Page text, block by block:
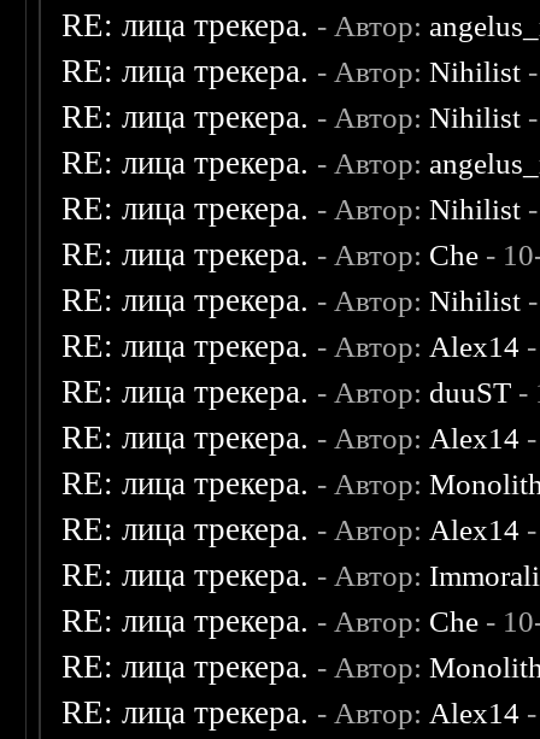
RE: лица трекера. - Автор:
RE: лица трекера. - Автор:Nihilist
RE: лица трекера. - Автор:Nihilist
RE: лица трекера. - Автор:
RE: лица трекера. - Автор:Nihilist
RE: лица трекера. - Автор: Che -
RE: лица трекера. - Автор:Nihilist
RE: лица трекера. - Автор: Alex14
RE: лица трекера. - Автор: duuST -
RE: лица трекера. - Автор: Alex14
RE: лица трекера. - Автор:
RE: лица трекера. - Автор: Alex14
RE: лица трекера. - Автор:
RE: лица трекера. - Автор: Che -
RE: лица трекера. - Автор:
RE: лица трекера. - Автор: Alex14